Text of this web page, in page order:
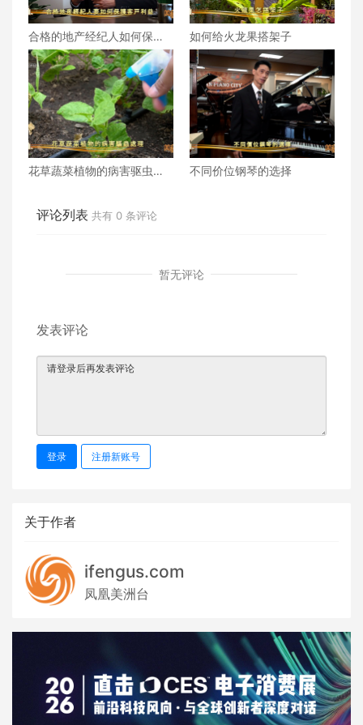
合格的地产经纪人如何保障
客户权益
如何给火龙果搭架子
花草蔬菜植物的病害驱虫处
不同价位钢琴的选择
评论列表 共有 0 条评论
暂无评论
发表评论
登录 注册新账号
关于作者
ifengus.com
凤凰美洲台